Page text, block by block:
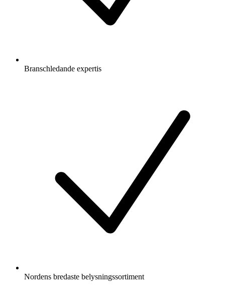
Branschledande expertis
Nordens bredaste belysningssortiment